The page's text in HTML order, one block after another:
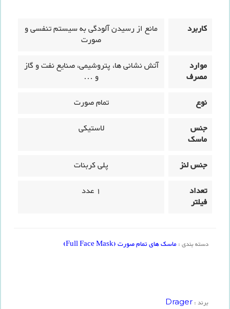
کاربرد مانع از رسیدن آلودگی به سیستم تنفسی و
صورت
موارد
مصرف
آتش نشانی ها، پتروشیمی، صنایع نفت و گاز
و …
نوع
تمام صورت
جنس
ماسک
لاستیکی
جنس لنز
پلی کربنات
تعداد
فیلتر
1 عدد
دسته بندی :ماسک های تمام صورت (Full Face Mask)
برند : Drager